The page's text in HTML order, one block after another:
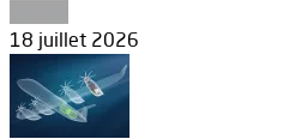
18 juillet 2026